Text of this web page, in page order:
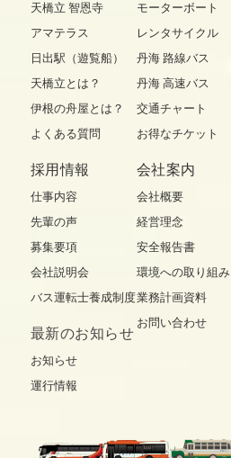
天橋立 智恩寺
アマテラス
日出駅（遊覧船）
天橋立とは？
伊根の舟屋とは？
よくある質問
モーターボート
レンタサイクル
丹海 路線バス
丹海 高速バス
交通チャート
お得なチケット
採用情報
仕事内容
先輩の声
募集要項
会社説明会
バス運転士養成制度
最新のお知らせ
お知らせ
運行情報
会社案内
会社概要
経営理念
安全報告書
環境への取り組み
業務計画資料
お問い合わせ